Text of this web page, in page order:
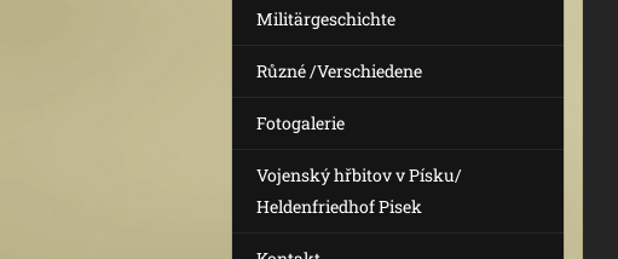
Militärgeschichte
Různé /Verschiedene
Fotogalerie
Vojenský hřbitov v Písku/
Heldenfriedhof Pisek